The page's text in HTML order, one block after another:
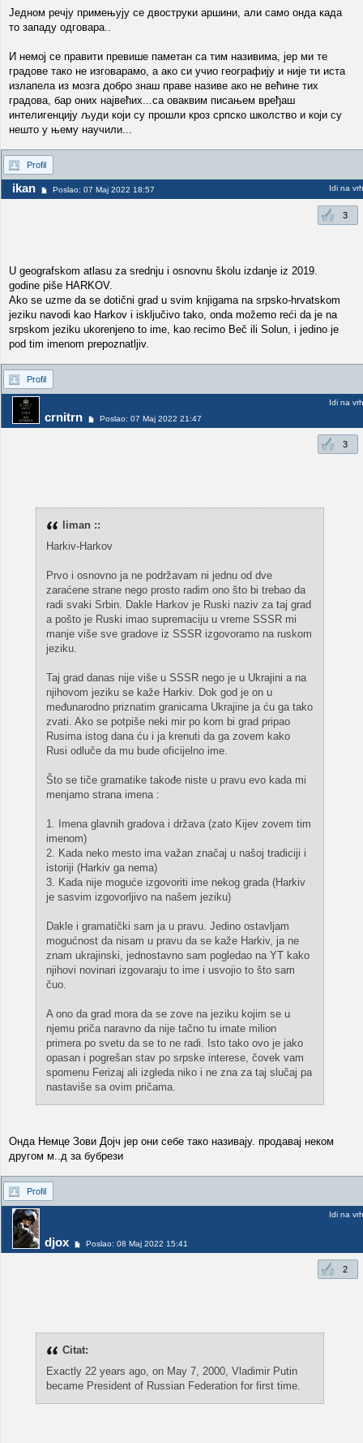
Једном речју примењују се двоструки аршини, али само онда када
то западу одговара..
И немој се правити превише паметан са тим називима, јер ми те
градове тако не изговарамо, а ако си учио географију и није ти иста
излапела из мозга добро знаш праве називе ако не већине тих
градова, бар оних највећих...са оваквим писањем вређаш
интелигенцију људи који су прошли кроз српско школство и који су
нешто у њему научили...
Profil
ikan Poslao: 07 Maj 2022 18:57 Idi na vrh
3
U geografskom atlasu za srednju i osnovnu školu izdanje iz 2019.
godine piše HARKOV.
Ako se uzme da se dotični grad u svim knjigama na srpsko-hrvatskom
jeziku navodi kao Harkov i isključivo tako, onda možemo reći da je na
srpskom jeziku ukorenjeno to ime, kao recimo Beč ili Solun, i jedino je
pod tim imenom prepoznatljiv.
Profil
crnitrn Poslao: 07 Maj 2022 21:47
Idi na vrh
3
liman ::
Harkiv-Harkov
Prvo i osnovno ja ne podržavam ni jednu od dve
zaraćene strane nego prosto radim ono što bi trebao da
radi svaki Srbin. Dakle Harkov je Ruski naziv za taj grad
a pošto je Ruski imao supremaciju u vreme SSSR mi
manje više sve gradove iz SSSR izgovoramo na ruskom
jeziku.
Taj grad danas nije više u SSSR nego je u Ukrajini a na
njihovom jeziku se kaže Harkiv. Dok god je on u
međunarodno priznatim granicama Ukrajine ja ću ga tako
zvati. Ako se potpiše neki mir po kom bi grad pripao
Rusima istog dana ću i ja krenuti da ga zovem kako
Rusi odluče da mu bude oficijelno ime.
Što se tiče gramatike takođe niste u pravu evo kada mi
menjamo strana imena :
1. Imena glavnih gradova i država (zato Kijev zovem tim
imenom)
2. Kada neko mesto ima važan značaj u našoj tradiciji i
istoriji (Harkiv ga nema)
3. Kada nije moguće izgovoriti ime nekog grada (Harkiv
je sasvim izgovorljivo na našem jeziku)
Dakle i gramatički sam ja u pravu. Jedino ostavljam
mogućnost da nisam u pravu da se kaže Harkiv, ja ne
znam ukrajinski, jednostavno sam pogledao na YT kako
njihovi novinari izgovaraju to ime i usvojio to što sam
čuo.
A ono da grad mora da se zove na jeziku kojim se u
njemu priča naravno da nije tačno tu imate milion
primera po svetu da se to ne radi. Isto tako ovo je jako
opasan i pogrešan stav po srpske interese, čovek vam
spomenu Ferizaj ali izgleda niko i ne zna za taj slučaj pa
nastaviše sa ovim pričama.
Онда Немце Зови Дојч јер они себе тако називају. продавај неком
другом м..д за бубрези
Profil
djox Poslao: 08 Maj 2022 15:41
Idi na vrh
2
Citat:
Exactly 22 years ago, on May 7, 2000, Vladimir Putin
became President of Russian Federation for first time.